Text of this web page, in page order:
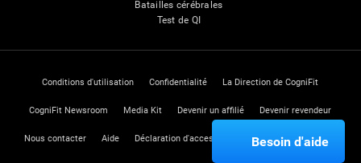
Batailles cérébrales
Test de QI
Conditions d'utilisation Confidentialité La Direction de CogniFit
CogniFit Newsroom Media Kit Devenir un affilié Devenir revendeur
Nous contacter Aide Déclaration d'accessibilité Centre de Confiance
Besoin d'aide